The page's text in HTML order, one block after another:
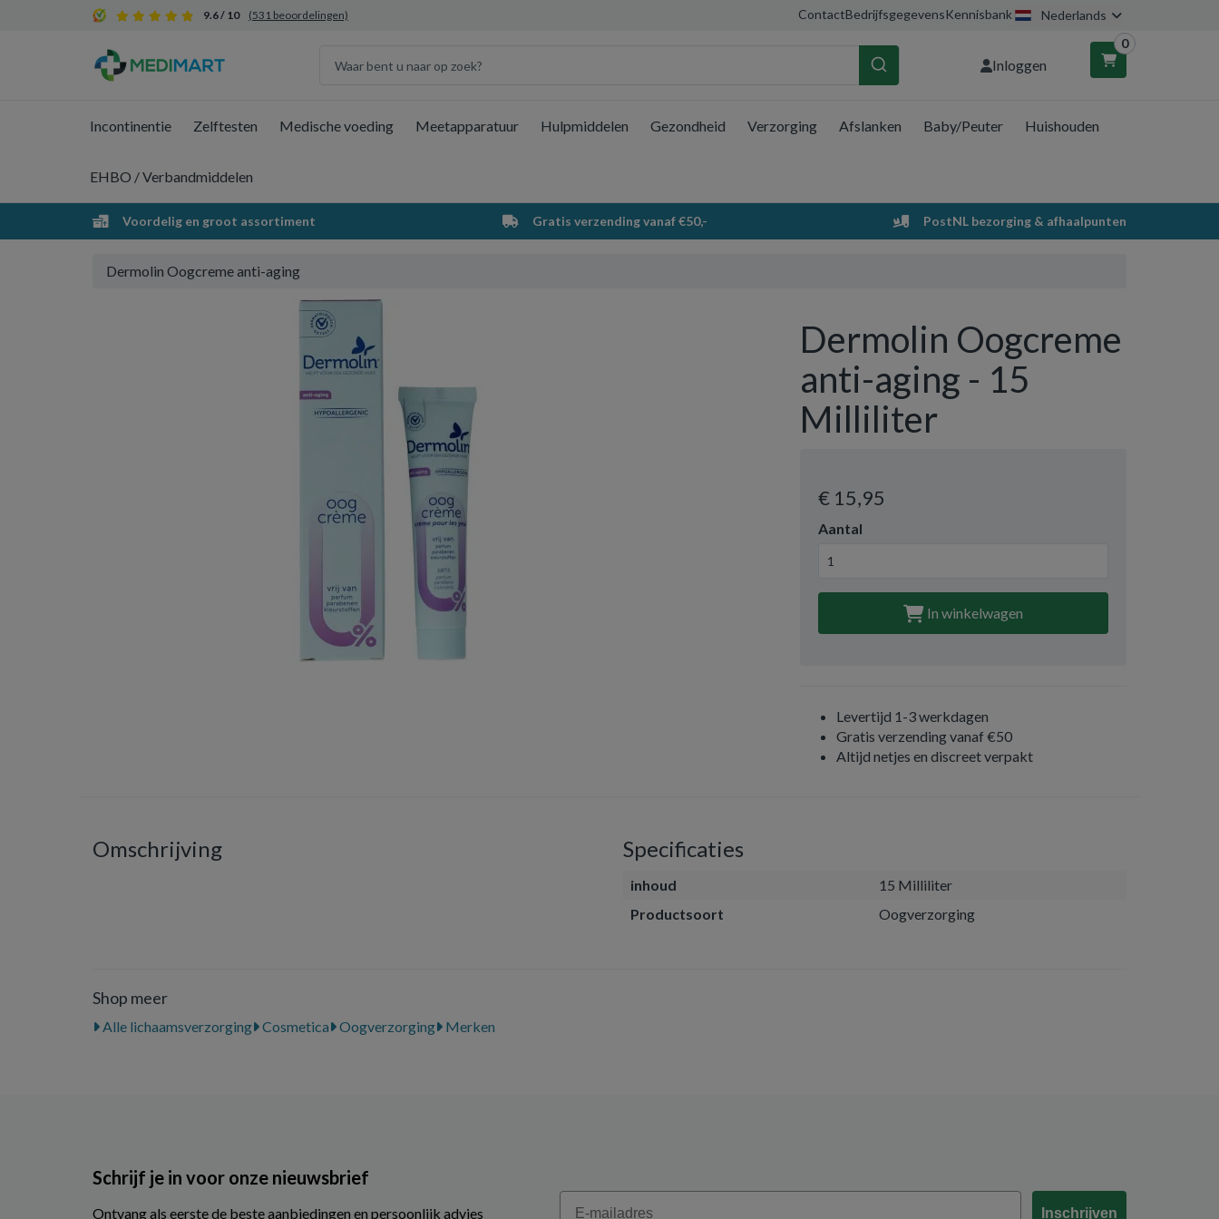
9.6 / 10 (531 beoordelingen) ContactBedrijfsgegevensKennisbank Nederlands
Inloggen
0
Winkelwagen
Uw winkelwagen is leeg.
Vul hem met producten.
Incontinentie Zelftesten Medische voeding Meetapparatuur Hulpmiddelen Gezondheid Verzorging Afslanken Baby/Peuter Huishouden
EHBO / Verbandmiddelen
Voordelig en groot assortiment Gratis verzending vanaf €50,- PostNL bezorging & afhaalpunten
Dermolin Oogcreme anti-aging
Dermolin Oogcreme
anti-aging - 15
Milliliter
€ 15,95
Aantal
In winkelwagen
Levertijd 1-3 werkdagen
Gratis verzending vanaf €50
Altijd netjes en discreet verpakt
Omschrijving Specificaties
inhoud
15 Milliliter
Productsoort
Oogverzorging
Shop meer
Alle lichaamsverzorging Cosmetica Oogverzorging Merken
Schrijf je in voor onze nieuwsbrief
Ontvang als eerste de beste aanbiedingen en persoonlijk advies
Email
Inschrijven